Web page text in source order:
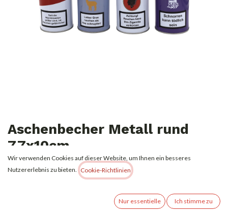
Aschenbecher Metall rund
7,7x10cm
1,19€ Alle Preise inkl. MwSt.zzgl. Versandkosten
Wir verwenden Cookies auf dieser Website, um Ihnen ein besseres
Nutzererlebnis zu bieten.
Cookie-Richtlinien
Nur essentielle Ich stimme zu